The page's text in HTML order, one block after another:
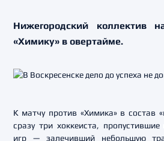
Нижегородский коллектив
«Химику» в овертайме.
К матчу против «Химика» в состав
сразу три хоккеиста,
игр — залечивший небольшую